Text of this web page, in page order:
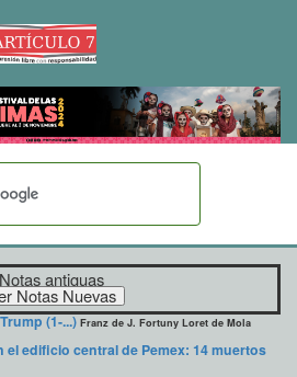
Notas antiguas
(1-...) Franz de J. Fortuny Loret de Mola
el edificio central de Pemex: 14 muertos